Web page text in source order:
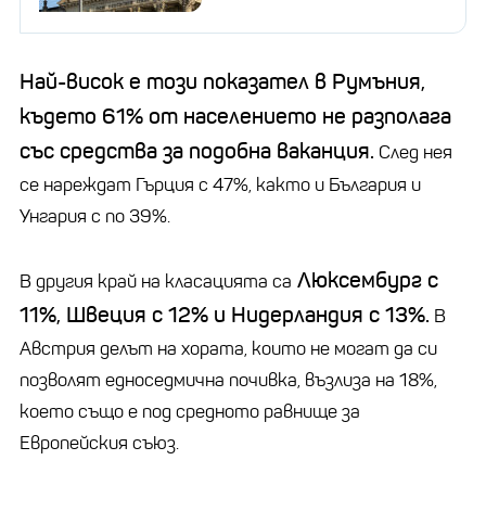
Най-висок е този показател в Румъния,
където 61% от населението не разполага
със средства за подобна ваканция. След нея
се нареждат Гърция с 47%, както и България и
Унгария с по 39%.
В другия край на класацията са Люксембург с
11%, Швеция с 12% и Нидерландия с 13%. В
Австрия делът на хората, които не могат да си
позволят едноседмична почивка, възлиза на 18%,
което също е под средното равнище за
Европейския съюз.